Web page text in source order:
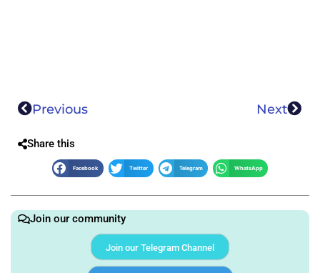
Previous Next
Share this
Facebook Twitter Telegram WhatsApp
Join our community
Join our Telegram Channel